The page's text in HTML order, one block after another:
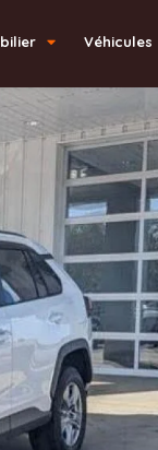
Véhicules